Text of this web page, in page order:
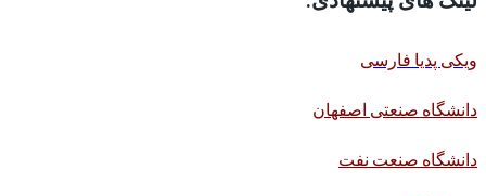
ویکی پدیا فارسی
دانشگاه صنعتی اصفهان
دانشگاه صنعت نفت